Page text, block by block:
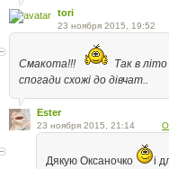
tori
23 ноября 2015, 19:52
Смакота!!! Так в
спогади схожі до дівчат..
Ester
23 ноября 2015, 21:14
Дякую Оксаночко і